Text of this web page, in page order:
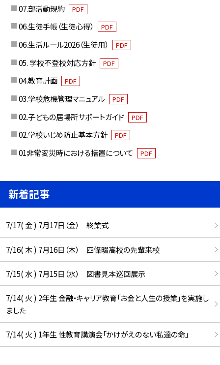
07.部活動規約 PDF
06.生徒手帳（生徒心得） PDF
06.生活ルール2026（生徒用） PDF
05. 学校不登校対応方針 PDF
04.教育計画 PDF
03.学校危機管理マニュアル PDF
02.子どもの居場所サポートガイド PDF
02.学校いじめ防止基本方針 PDF
01非常変災時における措置について PDF
新着記事
7/17( 金 ) 7月17日（金） 終業式
7/16( 木 ) 7月16日（木） 四條畷高校の先輩来校
7/15( 水 ) 7月15日（水） 図書見本巡回展示
7/14( 火 ) 2年生 金融・キャリア教育「お金と人生の授業」を実施し
ました
7/14( 火 ) 1年生 性教育講演会「かけがえのない私達の命」